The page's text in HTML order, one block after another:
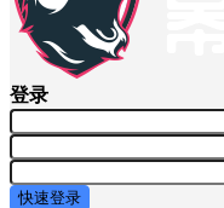
登录
快速登录